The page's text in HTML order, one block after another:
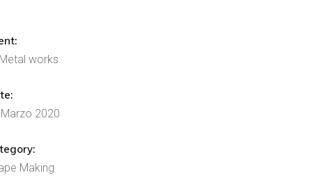
works
2020
Making